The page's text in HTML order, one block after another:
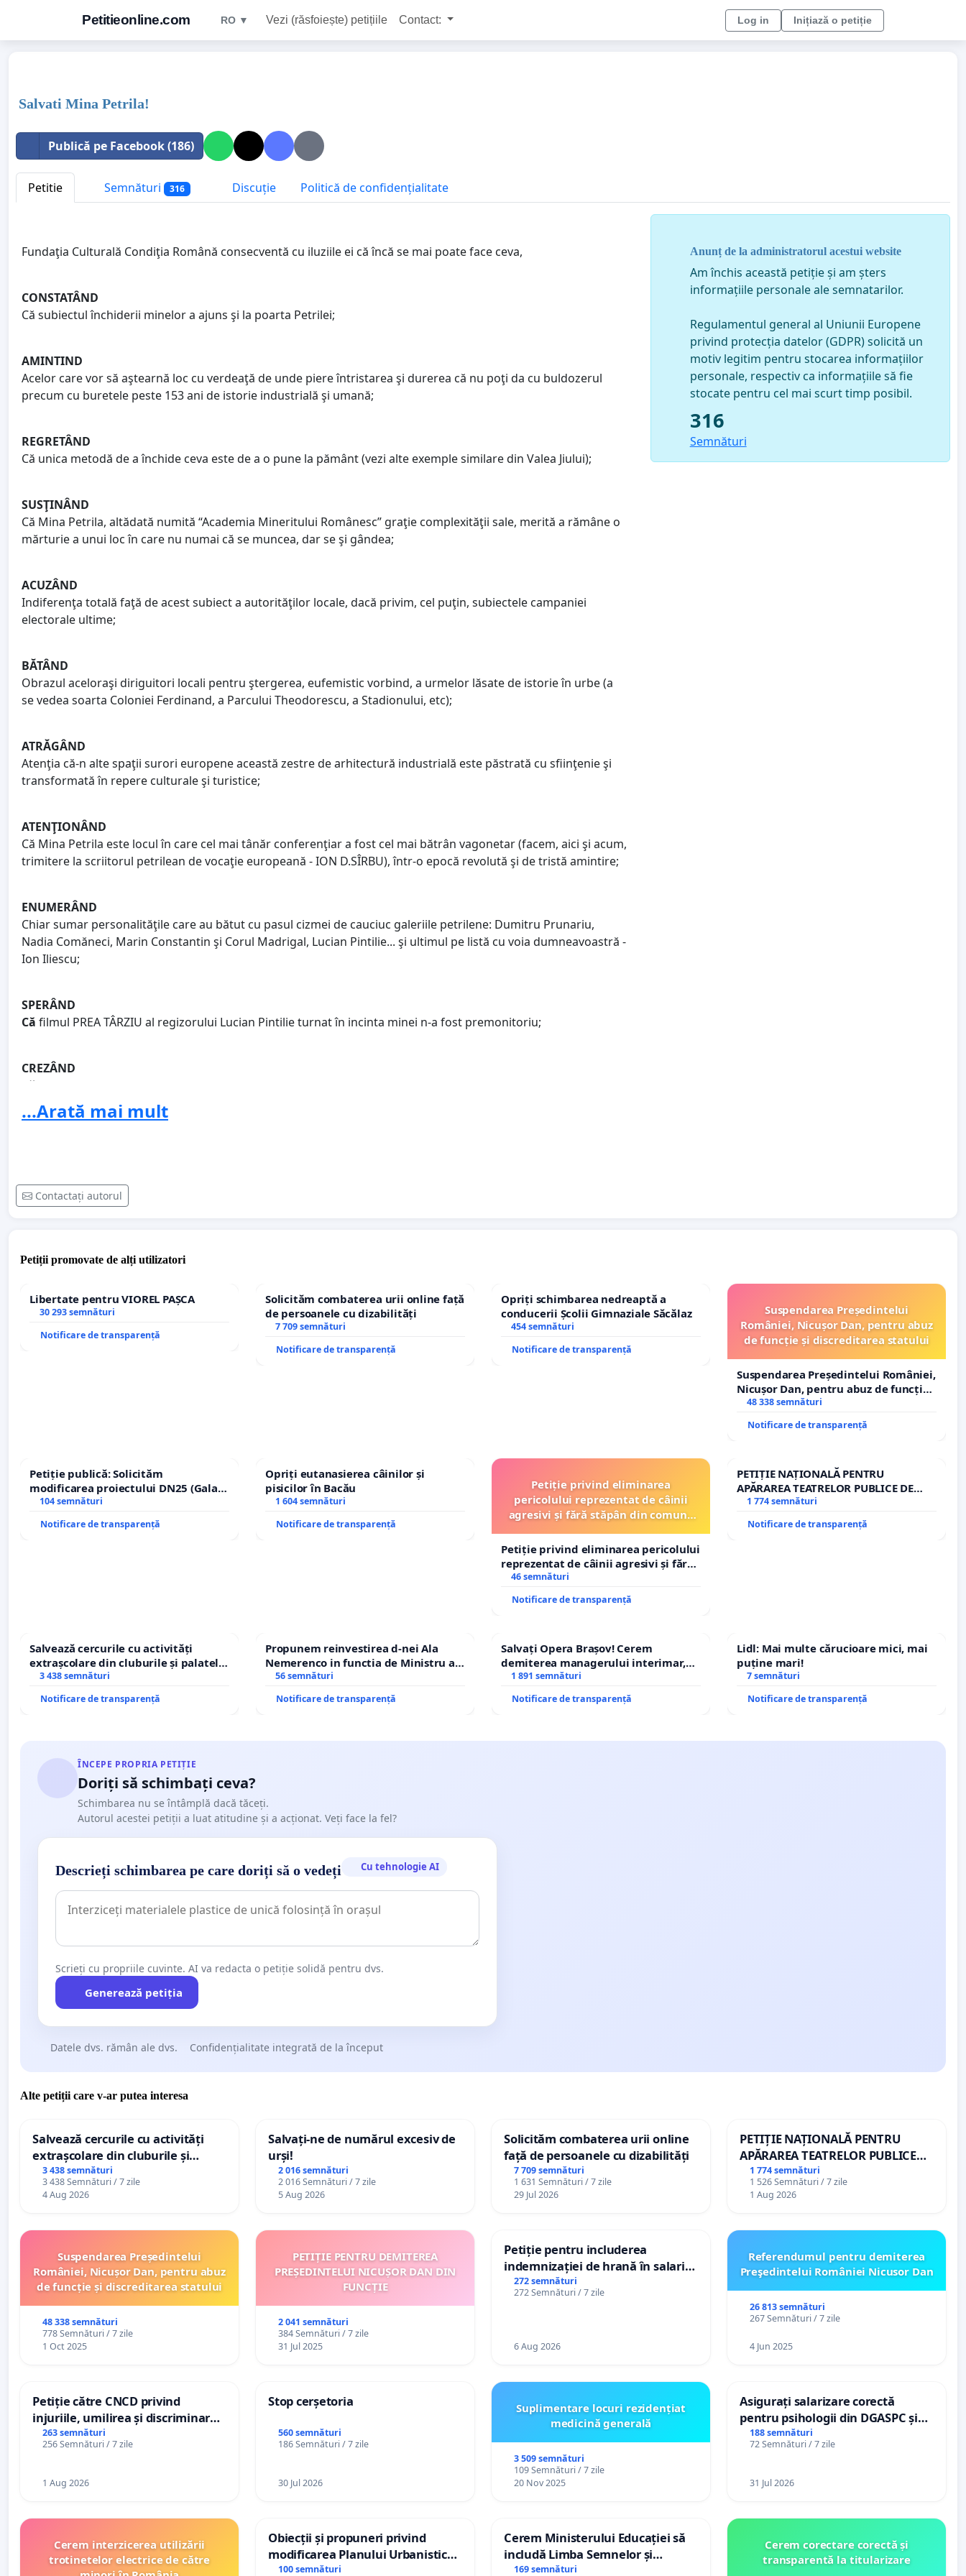
Petitieonline.com RO ▼ Vezi (răsfoiește) petițiile Contact: Log in Inițiază o petiție
Salvati Mina Petrila!
Publică pe Facebook (186)
Petitie Semnături 316 Discuție Politică de confidențialitate
Fundaţia Culturală Condiţia Română consecventă cu iluziile ei că încă se mai poate face ceva,
CONSTATÂND
Că subiectul închiderii minelor a ajuns şi la poarta Petrilei;
AMINTIND
Acelor care vor să aştearnă loc cu verdeaţă de unde piere întristarea şi durerea că nu poţi da cu buldozerul
precum cu buretele peste 153 ani de istorie industrială şi umană;
REGRETÂND
Că unica metodă de a închide ceva este de a o pune la pământ (vezi alte exemple similare din Valea Jiului);
SUSŢINÂND
Că Mina Petrila, altădată numită “Academia Mineritului Românesc” graţie complexităţii sale, merită a rămâne o
mărturie a unui loc în care nu numai că se muncea, dar se şi gândea;
ACUZÂND
Indiferenţa totală faţă de acest subiect a autorităţilor locale, dacă privim, cel puţin, subiectele campaniei
electorale ultime;
BĂTÂND
Obrazul aceloraşi diriguitori locali pentru ştergerea, eufemistic vorbind, a urmelor lăsate de istorie în urbe (a
se vedea soarta Coloniei Ferdinand, a Parcului Theodorescu, a Stadionului, etc);
ATRĂGÂND
Atenţia că-n alte spaţii surori europene această zestre de arhitectură industrială este păstrată cu sfiinţenie şi
transformată în repere culturale şi turistice;
ATENŢIONÂND
Că Mina Petrila este locul în care cel mai tânăr conferenţiar a fost cel mai bătrân vagonetar (facem, aici şi acum,
trimitere la scriitorul petrilean de vocaţie europeană - ION D.SÎRBU), într-o epocă revolută şi de tristă amintire;
ENUMERÂND
Chiar sumar personalităţile care au bătut cu pasul cizmei de cauciuc galeriile petrilene: Dumitru Prunariu,
Nadia Comăneci, Marin Constantin şi Corul Madrigal, Lucian Pintilie... şi ultimul pe listă cu voia dumneavoastră -
Ion Iliescu;
SPERÂND
Că filmul PREA TÂRZIU al regizorului Lucian Pintilie turnat în incinta minei n-a fost premonitoriu;
CREZÂND
Că
foarte bine de peste tot pentru a nu veni să planteze panseluţe în incinta fostei Mine Petrila.
SEMNÂND
aici :
preşedintele Fundaţiei Culturale Condiţia Română
...Arată mai mult
Contactați autorul
Anunț de la administratorul acestui website
Am închis această petiție și am șters
informațiile personale ale semnatarilor.
Regulamentul general al Uniunii Europene
privind protecția datelor (GDPR) solicită un
motiv legitim pentru stocarea informațiilor
personale, respectiv ca informațiile să fie
stocate pentru cel mai scurt timp posibil.
316
Semnături
Petiții promovate de alți utilizatori
Libertate pentru VIOREL PAȘCA
30 293 semnături
Notificare de transparență
Solicităm combaterea urii online față
de persoanele cu dizabilități
7 709 semnături
Notificare de transparență
Opriți schimbarea nedreaptă a
conducerii Școlii Gimnaziale Săcălaz
454 semnături
Notificare de transparență
Suspendarea Președintelui
României, Nicușor Dan, pentru abuz
de funcție și discreditarea statului
Suspendarea Președintelui României,
Nicușor Dan, pentru abuz de funcție
și discreditarea statului
48 338 semnături
Notificare de transparență
Petiție publică: Solicităm
modificarea proiectului DN25 (Galați
– Hanu Conachi) prin devierea
104 semnături
Notificare de transparență
Opriți eutanasierea câinilor și
pisicilor în Bacău
1 604 semnături
Notificare de transparență
Petiție privind eliminarea
pericolului reprezentat de câinii
agresivi și fără stăpân din comuna
Petiție privind eliminarea pericolului
reprezentat de câinii agresivi și fără
stăpân din comuna Tunari
46 semnături
Notificare de transparență
PETIȚIE NAȚIONALĂ PENTRU
APĂRAREA TEATRELOR PUBLICE DE
REPERTORIU DIN ROMÂNIA
1 774 semnături
Notificare de transparență
Salvează cercurile cu activități
extrașcolare din cluburile și palatele
copiilor
3 438 semnături
Notificare de transparență
Propunem reinvestirea d-nei Ala
Nemerenco in functia de Ministru al
Sanatatii
56 semnături
Notificare de transparență
Salvați Opera Brașov! Cerem
demiterea managerului interimar,
Petrean Lucian-Marius!
1 891 semnături
Notificare de transparență
Lidl: Mai multe cărucioare mici, mai
puține mari!
7 semnături
Notificare de transparență
ÎNCEPE PROPRIA PETIȚIE
Doriți să schimbați ceva?
Schimbarea nu se întâmplă dacă tăceți.
Autorul acestei petiții a luat atitudine și a acționat. Veți face la fel?
Descrieți schimbarea pe care doriți să o vedeți Cu tehnologie AI
Scrieți cu propriile cuvinte. AI va redacta o petiție solidă pentru dvs.
Generează petiția
Datele dvs. rămân ale dvs. Confidențialitate integrată de la început
Alte petiții care v-ar putea interesa
Salvează cercurile cu activități
extrașcolare din cluburile și
palatele copiilor
3 438 semnături
3 438 Semnături / 7 zile
4 Aug 2026
Salvați-ne de numărul excesiv de
urși!
2 016 semnături
2 016 Semnături / 7 zile
5 Aug 2026
Solicităm combaterea urii online
față de persoanele cu dizabilități
7 709 semnături
1 631 Semnături / 7 zile
29 Jul 2026
PETIȚIE NAȚIONALĂ PENTRU
APĂRAREA TEATRELOR PUBLICE
DE REPERTORIU DIN ROMÂNIA
1 774 semnături
1 526 Semnături / 7 zile
1 Aug 2026
Suspendarea Președintelui
României, Nicușor Dan, pentru abuz
de funcție și discreditarea statului
48 338 semnături
778 Semnături / 7 zile
1 Oct 2025
PETIȚIE PENTRU DEMITEREA
PREȘEDINTELUI NICUȘOR DAN DIN
FUNCȚIE
2 041 semnături
384 Semnături / 7 zile
31 Jul 2025
Petiție pentru includerea
indemnizației de hrană în salariul
de bază și protejarea gradațiilor
de vechime pentru asistenții
272 semnături
272 Semnături / 7 zile
6 Aug 2026
Referendumul pentru demiterea
Preşedintelui României Nicusor Dan
26 813 semnături
267 Semnături / 7 zile
4 Jun 2025
Petiție către CNCD privind
injuriile, umilirea și discriminarea
persoanelor cu dizabilități de
către utilizatorul TikTok „Gorici”
263 semnături
256 Semnături / 7 zile
1 Aug 2026
Stop cerșetoria
560 semnături
186 Semnături / 7 zile
30 Jul 2026
Suplimentare locuri rezidențiat
medicină generală
3 509 semnături
109 Semnături / 7 zile
20 Nov 2025
Asigurați salarizare corectă
pentru psihologii din DGASPC și
spitale
188 semnături
72 Semnături / 7 zile
31 Jul 2026
Cerem interzicerea utilizării
trotinetelor electrice de către
Obiecții și propuneri privind
modificarea Planului Urbanistic
General al orașului Ialoveni
100 semnături
Cerem Ministerului Educației să
includă Limba Semnelor și
alfabetul Braille în școlile din
169 semnături
Cerem corectare corectă și
transparentă la titularizare